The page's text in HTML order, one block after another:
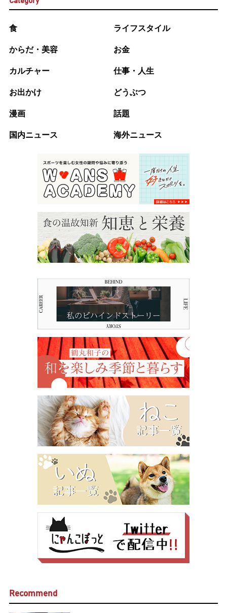
食 ライフスタイル
からだ・美容 お金
カルチャー 仕事・人生
お出かけ どうぶつ
漫画 話題
国内ニュース 海外ニュース
Recommend